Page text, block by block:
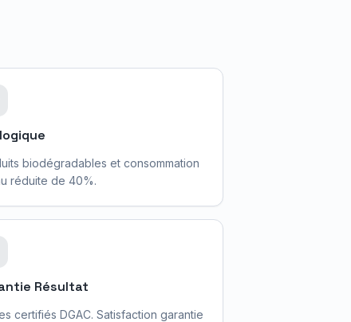
biodégradables et consommation
réduite de 40%.
Résultat
certifiés DGAC. Satisfaction garantie